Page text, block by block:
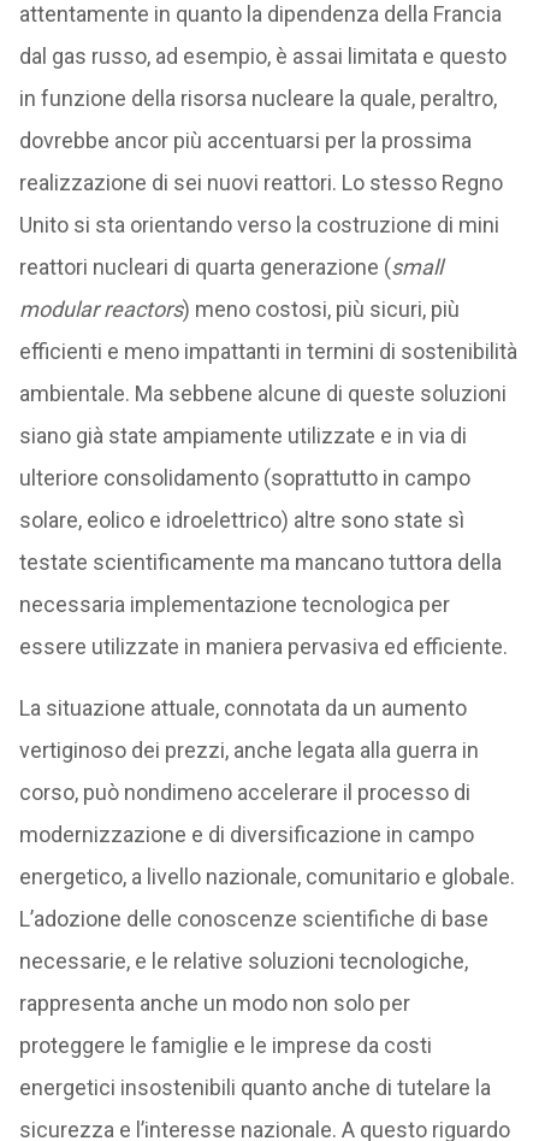
attentamente in quanto la dipendenza della Francia
dal gas russo, ad esempio, è assai limitata e questo
in funzione della risorsa nucleare la quale, peraltro,
dovrebbe ancor più accentuarsi per la prossima
realizzazione di sei nuovi reattori. Lo stesso Regno
Unito si sta orientando verso la costruzione di mini
reattori nucleari di quarta generazione (small
modular reactors) meno costosi, più sicuri, più
efficienti e meno impattanti in termini di sostenibilità
ambientale. Ma sebbene alcune di queste soluzioni
siano già state ampiamente utilizzate e in via di
ulteriore consolidamento (soprattutto in campo
solare, eolico e idroelettrico) altre sono state sì
testate scientificamente ma mancano tuttora della
necessaria implementazione tecnologica per
essere utilizzate in maniera pervasiva ed efficiente.
La situazione attuale, connotata da un aumento
vertiginoso dei prezzi, anche legata alla guerra in
corso, può nondimeno accelerare il processo di
modernizzazione e di diversificazione in campo
energetico, a livello nazionale, comunitario e globale.
L’adozione delle conoscenze scientifiche di base
necessarie, e le relative soluzioni tecnologiche,
rappresenta anche un modo non solo per
proteggere le famiglie e le imprese da costi
energetici insostenibili quanto anche di tutelare la
sicurezza e l’interesse nazionale. A questo riguardo